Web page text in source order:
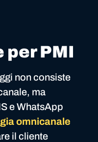
PMI
non consiste
ma
e WhatsApp
omnicanale
il cliente